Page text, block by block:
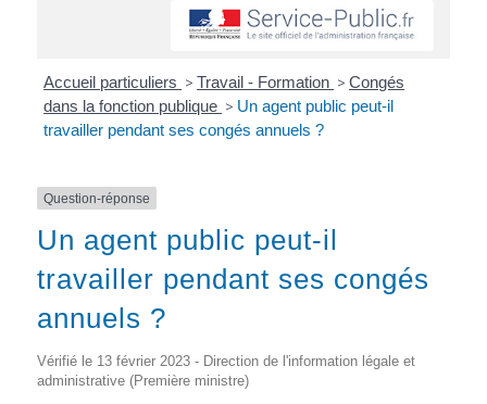
Accueil particuliers > Travail - Formation > Congés
dans la fonction publique > Un agent public peut-il
travailler pendant ses congés annuels ?
Question-réponse
Un agent public peut-il
travailler pendant ses congés
annuels ?
Vérifié le 13 février 2023 - Direction de l'information légale et
administrative (Première ministre)